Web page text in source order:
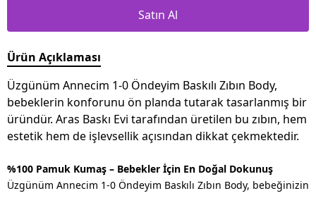
Satın Al
Ürün Açıklaması
Üzgünüm Annecim 1-0 Öndeyim Baskılı Zıbın Body,
bebeklerin konforunu ön planda tutarak tasarlanmış bir
üründür. Aras Baskı Evi tarafından üretilen bu zıbın, hem
estetik hem de işlevsellik açısından dikkat çekmektedir.
%100 Pamuk Kumaş – Bebekler İçin En Doğal Dokunuş
Üzgünüm Annecim 1-0 Öndeyim Baskılı Zıbın Body, bebeğinizin